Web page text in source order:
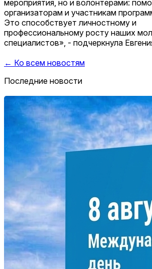
мероприятия, но и волонтерами:
организаторам и участникам
Это способствует личностному и
профессиональному росту наших
специалистов», - подчеркнула
← Ко всем новостям
Последние новости